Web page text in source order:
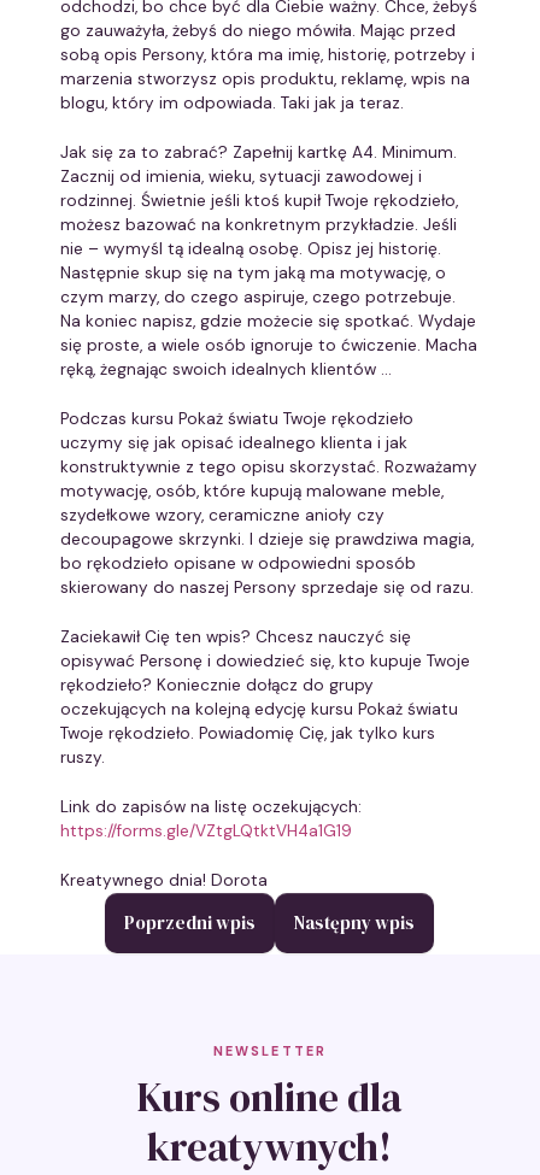
odchodzi, bo chce być dla Ciebie ważny. Chce, żebyś
go zauważyła, żebyś do niego mówiła. Mając przed
sobą opis Persony, która ma imię, historię, potrzeby i
marzenia stworzysz opis produktu, reklamę, wpis na
blogu, który im odpowiada. Taki jak ja teraz.
Jak się za to zabrać? Zapełnij kartkę A4. Minimum.
Zacznij od imienia, wieku, sytuacji zawodowej i
rodzinnej. Świetnie jeśli ktoś kupił Twoje rękodzieło,
możesz bazować na konkretnym przykładzie. Jeśli
nie – wymyśl tą idealną osobę. Opisz jej historię.
Następnie skup się na tym jaką ma motywację, o
czym marzy, do czego aspiruje, czego potrzebuje.
Na koniec napisz, gdzie możecie się spotkać. Wydaje
się proste, a wiele osób ignoruje to ćwiczenie. Macha
ręką, żegnając swoich idealnych klientów …
Podczas kursu Pokaż światu Twoje rękodzieło
uczymy się jak opisać idealnego klienta i jak
konstruktywnie z tego opisu skorzystać. Rozważamy
motywację, osób, które kupują malowane meble,
szydełkowe wzory, ceramiczne anioły czy
decoupagowe skrzynki. I dzieje się prawdziwa magia,
bo rękodzieło opisane w odpowiedni sposób
skierowany do naszej Persony sprzedaje się od razu.
Zaciekawił Cię ten wpis? Chcesz nauczyć się
opisywać Personę i dowiedzieć się, kto kupuje Twoje
rękodzieło? Koniecznie dołącz do grupy
oczekujących na kolejną edycję kursu Pokaż światu
Twoje rękodzieło. Powiadomię Cię, jak tylko kurs
ruszy.
Link do zapisów na listę oczekujących:
https://forms.gle/VZtgLQtktVH4a1G19
Kreatywnego dnia! Dorota
Nawigacja
wpisu
Poprzedni wpis Następny wpis
NEWSLETTER
Kurs online dla
kreatywnych!